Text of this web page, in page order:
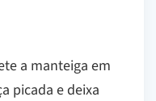
a manteiga em
picada e deixa